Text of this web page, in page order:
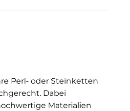
Perl- oder Steinketten
Dabei
Materialien